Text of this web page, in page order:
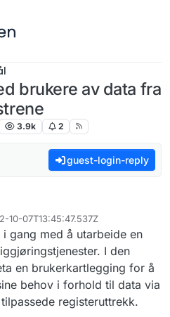
brukere av data fra
3.9k 2
guest-login-reply
07T13:45:47.537Z
gang med å utarbeide en
I den
en brukerkartlegging for å
behov i forhold til data via
registeruttrekk.